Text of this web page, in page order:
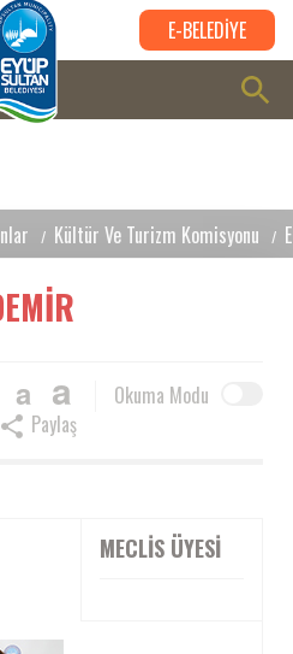
E-BELEDİYE
Kültür Ve Turizm Komisyonu
Okuma Modu
a a
Paylaş
MECLIS ÜYESI